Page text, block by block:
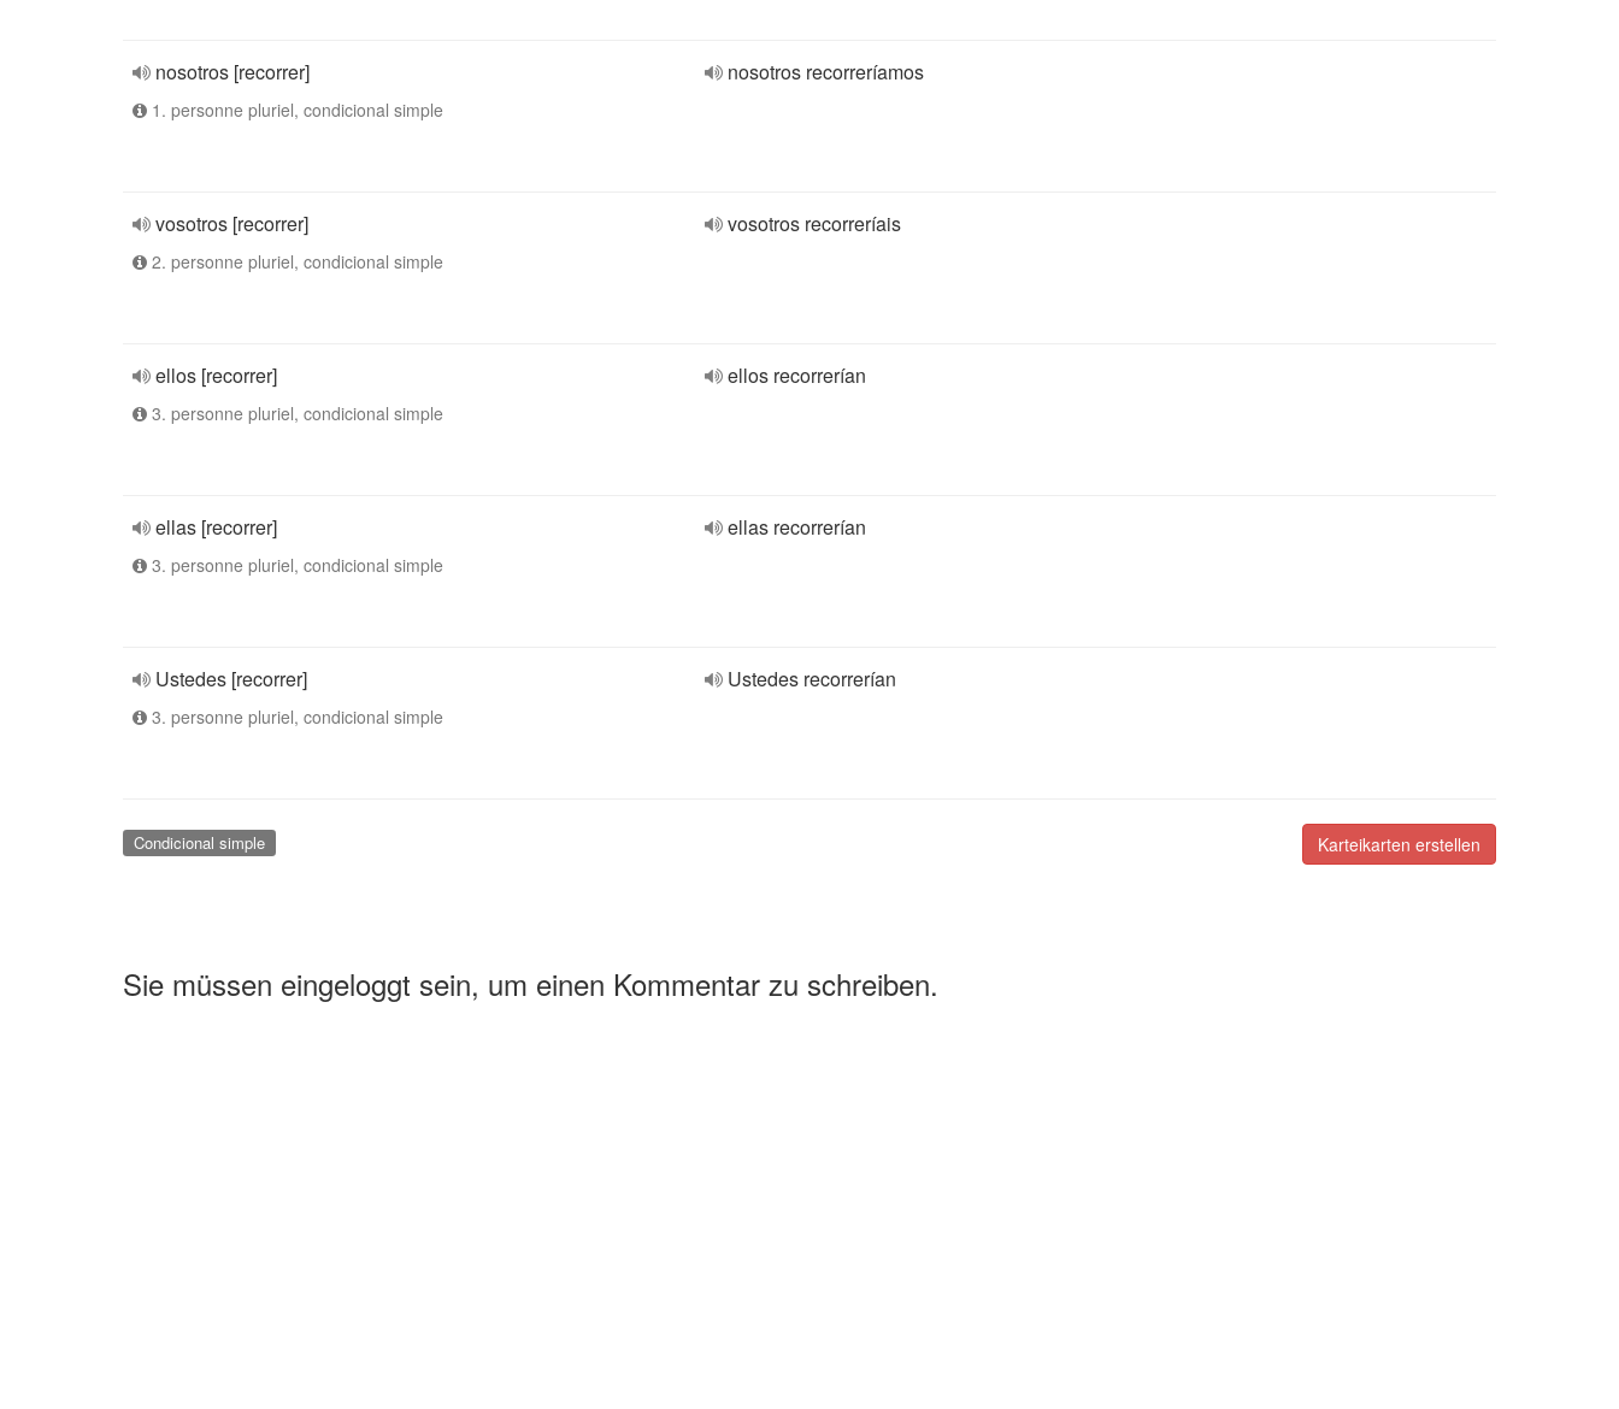
nosotros [recorrer]
1. personne pluriel, condicional simple
nosotros recorreríamos
vosotros [recorrer]
2. personne pluriel, condicional simple
vosotros recorreríais
ellos [recorrer]
3. personne pluriel, condicional simple
ellos recorrerían
ellas [recorrer]
3. personne pluriel, condicional simple
ellas recorrerían
Ustedes [recorrer]
3. personne pluriel, condicional simple
Ustedes recorrerían
Karteikarten erstellen
Condicional simple
Sie müssen eingeloggt sein, um einen Kommentar zu schreiben.